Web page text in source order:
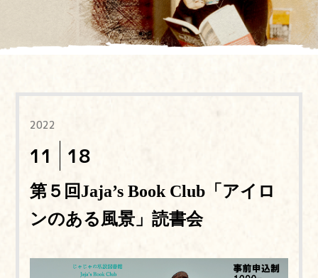
2022
11 18
第５回Jaja’s Book Club「アイロ
ンのある風景」読書会